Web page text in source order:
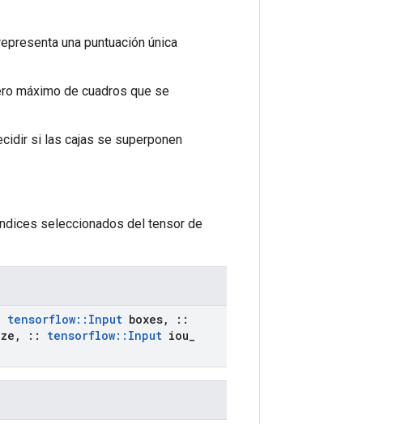
una puntuación única
máximo de cuadros que se
si las cajas se superponen
seleccionados del tensor de
tensorflow:: Input boxes,
::
, :: tensorflow:: Input iou